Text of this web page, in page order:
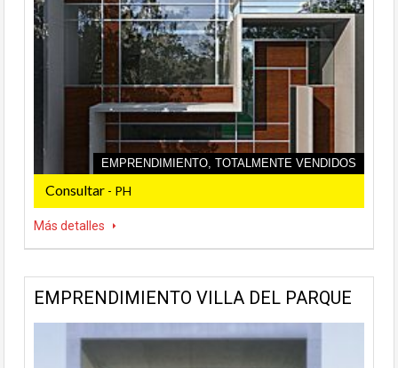
EMPRENDIMIENTO, TOTALMENTE VENDIDOS
Consultar - PH
Más detalles
EMPRENDIMIENTO VILLA DEL PARQUE